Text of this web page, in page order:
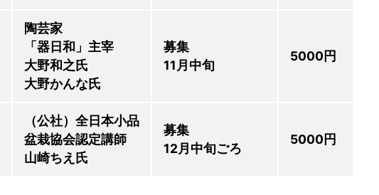
陶芸家
「器日和」主宰
大野和之氏
大野かんな氏
募集
11月中旬
5000円
（公社）全日本小品
盆栽協会認定講師
山崎ちえ氏
募集
12月中旬ごろ
5000円